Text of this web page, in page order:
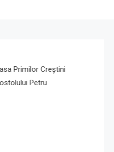
Primilor Creștini
Petru